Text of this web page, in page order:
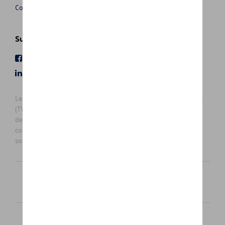
Conditions de vente
Suivez nous
Les prix affichés sur le présent site sont des prix recommandés
(TVAc), hors éventuels frais de montage. Pour connaitre le prix
de vente actuel et les éventuels frais de montage, veuillez
contacter votre concessionnaire/agent. Les prix recommandés
sont sujets à des changements sans préavis.